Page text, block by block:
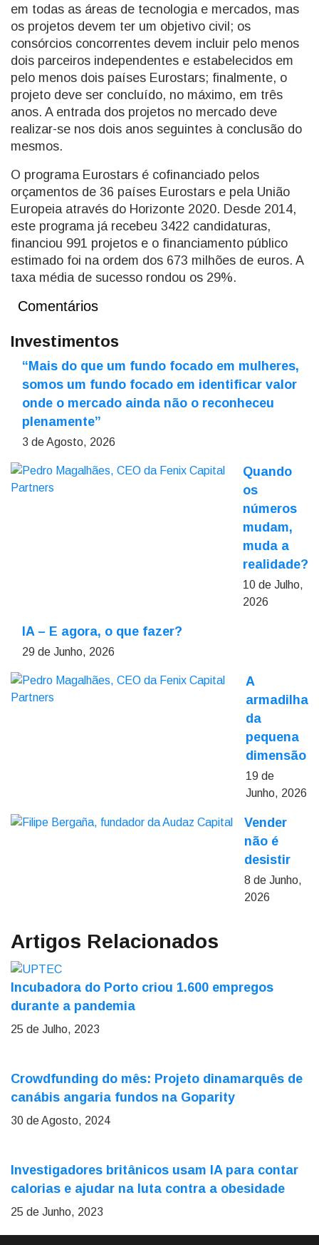
em todas as áreas de tecnologia e mercados, mas
os projetos devem ter um objetivo civil; os
consórcios concorrentes devem incluir pelo menos
dois parceiros independentes e estabelecidos em
pelo menos dois países Eurostars; finalmente, o
projeto deve ser concluído, no máximo, em três
anos. A entrada dos projetos no mercado deve
realizar-se nos dois anos seguintes à conclusão do
mesmos.
O programa Eurostars é cofinanciado pelos
orçamentos de 36 países Eurostars e pela União
Europeia através do Horizonte 2020. Desde 2014,
este programa já recebeu 3422 candidaturas,
financiou 991 projetos e o financiamento público
estimado foi na ordem dos 673 milhões de euros. A
taxa média de sucesso rondou os 29%.
Comentários
Investimentos
“Mais do que um fundo focado em mulheres,
somos um fundo focado em identificar valor
onde o mercado ainda não o reconheceu
plenamente”
3 de Agosto, 2026
Quando
os
números
mudam,
muda a
realidade?
10 de Julho,
2026
IA – E agora, o que fazer?
29 de Junho, 2026
A
armadilha
da
pequena
dimensão
19 de
Junho, 2026
Vender
não é
desistir
8 de Junho,
2026
Artigos Relacionados
Incubadora do Porto criou 1.600 empregos
durante a pandemia
25 de Julho, 2023
Crowdfunding do mês: Projeto dinamarquês de
canábis angaria fundos na Goparity
30 de Agosto, 2024
Investigadores britânicos usam IA para contar
calorias e ajudar na luta contra a obesidade
25 de Junho, 2023